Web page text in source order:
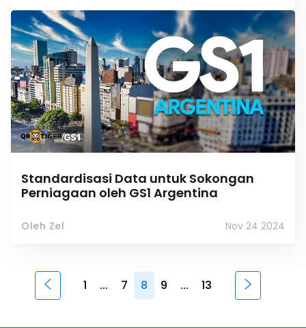
Standardisasi Data untuk Sokongan
Perniagaan oleh GS1 Argentina
Oleh Zel Nov 24 2024
1 ... 7 8 9 ... 13